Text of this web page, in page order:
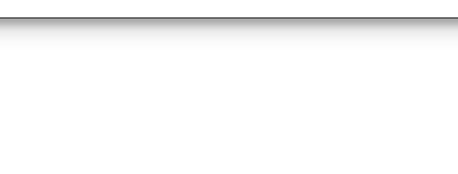
földrajzi helymeghatározási adatok felhasználása.